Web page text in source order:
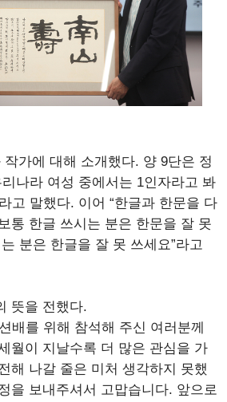
가에 대해 소개했다. 양 9단은 정
나라 여성 중에서는 1인자라고 봐
고 말했다. 이어 “한글과 한문을 다
통 한글 쓰시는 분은 한문을 잘 못
분은 한글을 잘 못 쓰세요”라고
뜻을 전했다.
배를 위해 참석해 주신 여러분께
월이 지날수록 더 많은 관심을 가
해 나갈 줄은 미처 생각하지 못했
을 보내주셔서 고맙습니다. 앞으로